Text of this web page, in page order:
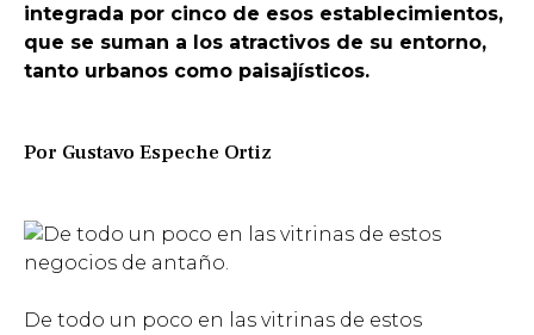
integrada por cinco de esos establecimientos,
que se suman a los atractivos de su entorno,
tanto urbanos como paisajísticos.
Por Gustavo Espeche Ortiz
De todo un poco en las vitrinas de estos